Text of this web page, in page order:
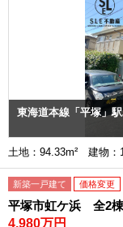
東海道本線「平塚」
土地：94.33m² 建物
新築一戸建て 価格変更
平塚市虹ケ浜 全2
4,980万円